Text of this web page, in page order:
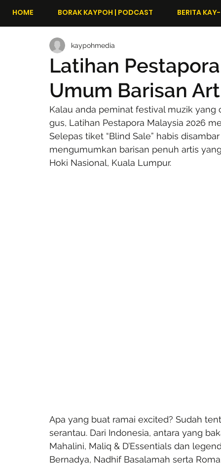
HOME BORAK KAYPOH | PODCAST BERITA
Latihan
Umum Barisan
kaypohmedia
Kalau anda peminat festival muzik
gus, Latihan Pestapora Malaysia 2026
Selepas tiket “Blind Sale” habis
mengumumkan barisan penuh artis
Hoki Nasional, Kuala Lumpur.
Apa yang buat ramai excited? Sudah
serantau. Dari Indonesia, antara yang
Mahalini, Maliq & D’Essentials dan
Bernadya, Nadhif Basalamah serta